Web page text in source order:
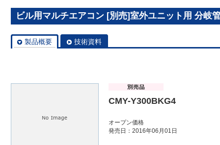
ビル用マルチエアコン [別売]室外ユニット用 分岐
製品概要 技術資料
CMY-Y300BKG4
オープン価格
発売日：2016年06月01日